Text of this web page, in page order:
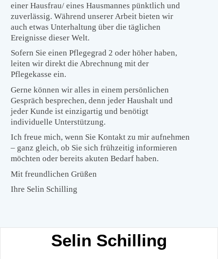
einer Hausfrau/ eines Hausmannes pünktlich und
zuverlässig. Während unserer Arbeit bieten wir
auch etwas Unterhaltung über die täglichen
Ereignisse dieser Welt.
Sofern Sie einen Pflegegrad 2 oder höher haben,
leiten wir direkt die Abrechnung mit der
Pflegekasse ein.
Gerne können wir alles in einem persönlichen
Gespräch besprechen, denn jeder Haushalt und
jeder Kunde ist einzigartig und benötigt
individuelle Unterstützung.
Ich freue mich, wenn Sie Kontakt zu mir aufnehmen
– ganz gleich, ob Sie sich frühzeitig informieren
möchten oder bereits akuten Bedarf haben.
Mit freundlichen Grüßen
Ihre Selin Schilling
Selin Schilling